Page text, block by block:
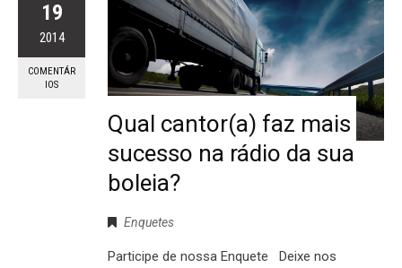
19
2014
COMENTÁR
IOS
Qual cantor(a) faz mais
sucesso na rádio da sua
boleia?
Enquetes
Participe de nossa Enquete Deixe nos